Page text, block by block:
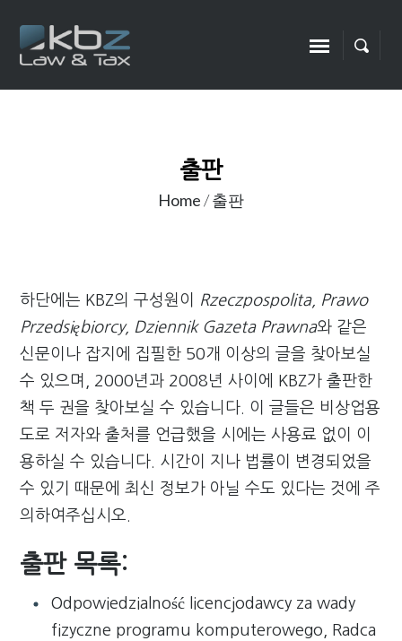
출판
Home/출판
하단에는 KBZ의 구성원이 Rzeczpospolita, Prawo
Przedsiębiorcy, Dziennik Gazeta Prawna와 같은
신문이나 잡지에 집필한 50개 이상의 글을 찾아보실
수 있으며, 2000년과 2008년 사이에 KBZ가 출판한
책 두 권을 찾아보실 수 있습니다. 이 글들은 비상업용
도로 저자와 출처를 언급했을 시에는 사용료 없이 이
용하실 수 있습니다. 시간이 지나 법률이 변경되었을
수 있기 때문에 최신 정보가 아닐 수도 있다는 것에 주
의하여주십시오.
출판 목록:
Odpowiedzialność licencjodawcy za wady
fizyczne programu komputerowego, Radca